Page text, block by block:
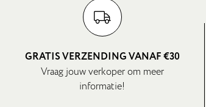
GRATIS VERZENDING VANAF €30
Vraag jouw verkoper om meer
informatie!